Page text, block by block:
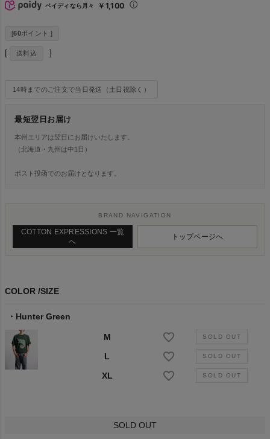
ペイディなら月々 ￥1,100
[60ポイント ]
送料込
14時までのご注文で当日発送（土日祝除く）
最短翌日お届け
本州エリアは翌日にお届けいたします。
（北海道・九州は中1日）
ポスト投函でのお届けとなります。
BRAND NAVIGATION
COTTON EXPRESSIONS 一覧
へ
トップページへ
COLOR SIZE
Hunter Green
M
L
XL
SOLD OUT